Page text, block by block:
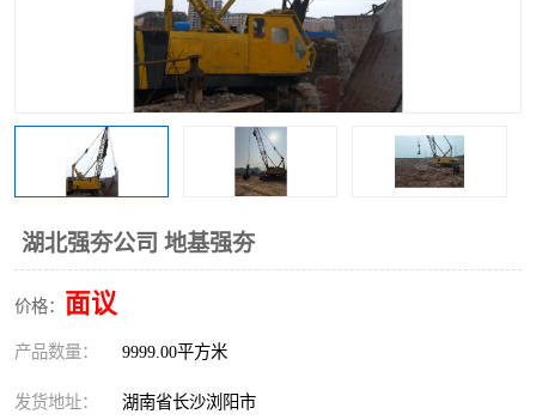
湖北强夯公司 地基强夯
价格： 面议
产品数量： 9999.00平方米
发货地址： 湖南省长沙浏阳市